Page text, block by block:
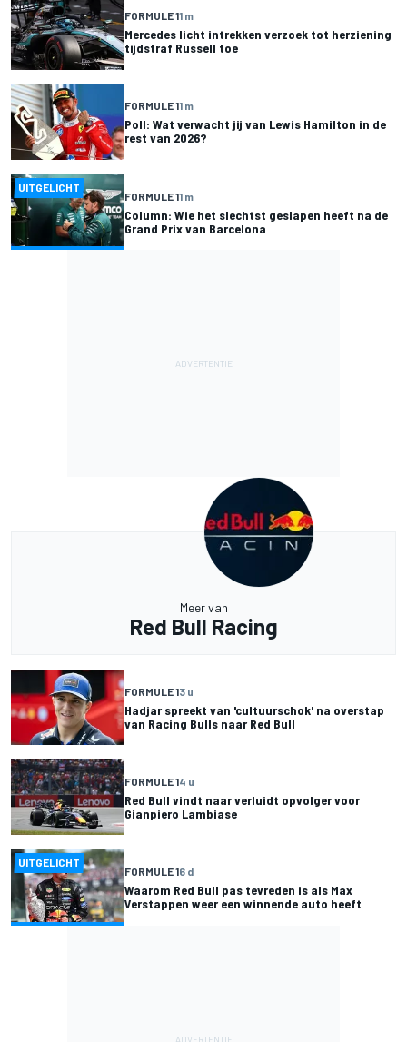
FORMULE 11 m
Mercedes licht intrekken verzoek tot herziening
tijdstraf Russell toe
FORMULE 11 m
Poll: Wat verwacht jij van Lewis Hamilton in de
rest van 2026?
UITGELICHT
FORMULE 11 m
Column: Wie het slechtst geslapen heeft na de
Grand Prix van Barcelona
Meer van
Red Bull Racing
FORMULE 13 u
Hadjar spreekt van 'cultuurschok' na overstap
van Racing Bulls naar Red Bull
FORMULE 14 u
Red Bull vindt naar verluidt opvolger voor
Gianpiero Lambiase
UITGELICHT
FORMULE 16 d
Waarom Red Bull pas tevreden is als Max
Verstappen weer een winnende auto heeft